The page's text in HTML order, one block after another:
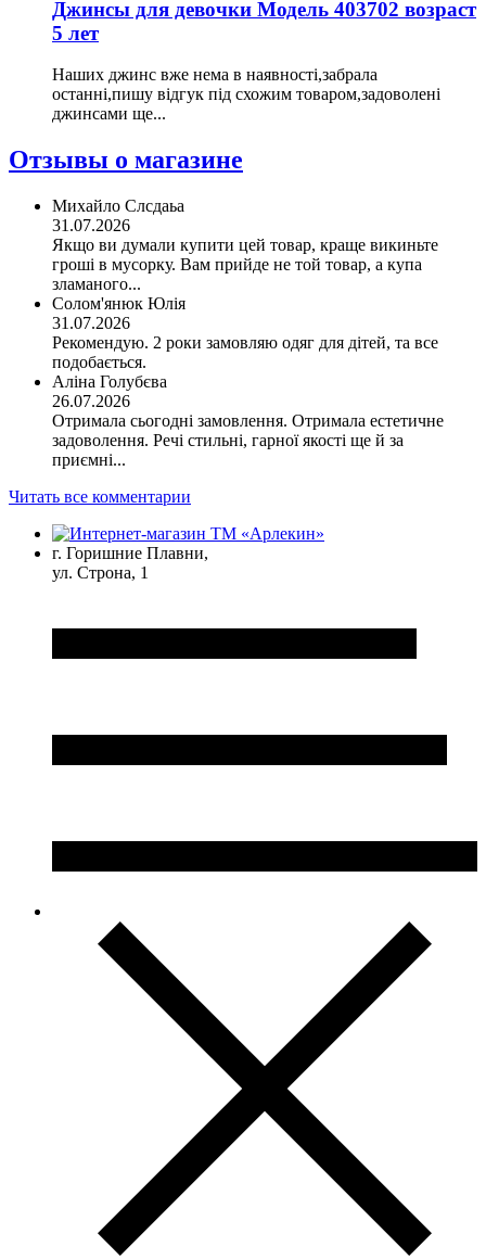
Джинсы для девочки Модель 403702 возраст
5 лет
Наших джинс вже нема в наявності,забрала
останні,пишу відгук під схожим товаром,задоволені
джинсами ще...
Отзывы о магазине
Михайло Слсдаьа
31.07.2026
Якщо ви думали купити цей товар, краще викиньте
гроші в мусорку. Вам прийде не той товар, а купа
зламаного...
Солом'янюк Юлія
31.07.2026
Рекомендую. 2 роки замовляю одяг для дітей, та все
подобається.
Аліна Голубєва
26.07.2026
Отримала сьогодні замовлення. Отримала естетичне
задоволення. Речі стильні, гарної якості ще й за
приємні...
Читать все комментарии
г. Горишние Плавни,
ул. Строна, 1